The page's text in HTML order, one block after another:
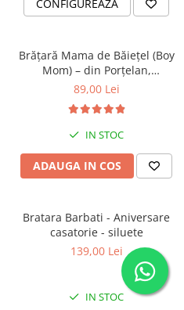
CONFIGUREAZA
Brățară Mama de Băiețel (Boy
Mom) – din Porțelan,
Personalizată cu Nume
89,00 Lei
IN STOC
ADAUGA IN COS
Bratara Barbati - Aniversare
casatorie - siluete
139,00 Lei
IN STOC